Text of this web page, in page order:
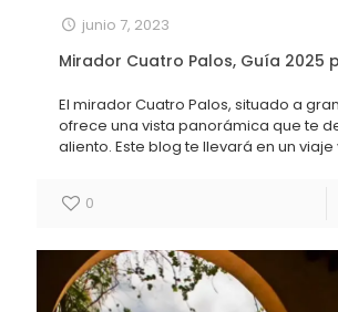
junio 7, 2023
Mirador Cuatro Palos, Guía 2025
El mirador Cuatro Palos, situado a
ofrece una vista panorámica que te
aliento. Este blog te llevará en un viaje
0